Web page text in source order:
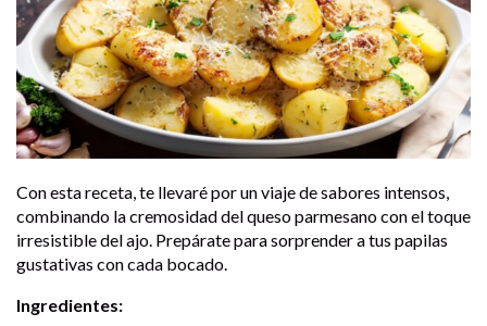
Con esta receta, te llevaré por un viaje de sabores intensos,
combinando la cremosidad del queso parmesano con el toque
irresistible del ajo. Prepárate para sorprender a tus papilas
gustativas con cada bocado.
Ingredientes: